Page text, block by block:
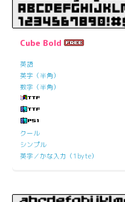
Cube Bold
英語
英字（半角）
数字（半角）
クール
シンプル
英字／かな入力（1byte）